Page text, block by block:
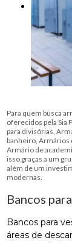
Para quem busca
oferecidos pela Sia
para divisórias,
banheiro, Armários
Armário de
isso graças a um
além de um
modernas.
Bancos
Bancos para
áreas de